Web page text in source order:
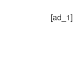
[ad_1]